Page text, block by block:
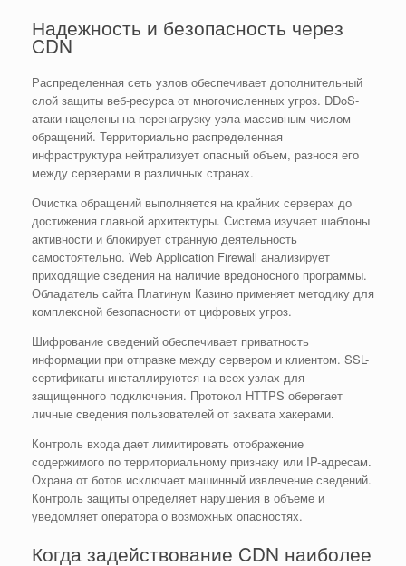
Надежность и безопасность через
CDN
Распределенная сеть узлов обеспечивает дополнительный
слой защиты веб-ресурса от многочисленных угроз. DDoS-
атаки нацелены на перенагрузку узла массивным числом
обращений. Территориально распределенная
инфраструктура нейтрализует опасный объем, разнося его
между серверами в различных странах.
Очистка обращений выполняется на крайних серверах до
достижения главной архитектуры. Система изучает шаблоны
активности и блокирует странную деятельность
самостоятельно. Web Application Firewall анализирует
приходящие сведения на наличие вредоносного программы.
Обладатель сайта Платинум Казино применяет методику для
комплексной безопасности от цифровых угроз.
Шифрование сведений обеспечивает приватность
информации при отправке между сервером и клиентом. SSL-
сертификаты инсталлируются на всех узлах для
защищенного подключения. Протокол HTTPS оберегает
личные сведения пользователей от захвата хакерами.
Контроль входа дает лимитировать отображение
содержимого по территориальному признаку или IP-адресам.
Охрана от ботов исключает машинный извлечение сведений.
Контроль защиты определяет нарушения в объеме и
уведомляет оператора о возможных опасностях.
Когда задействование CDN наиболее